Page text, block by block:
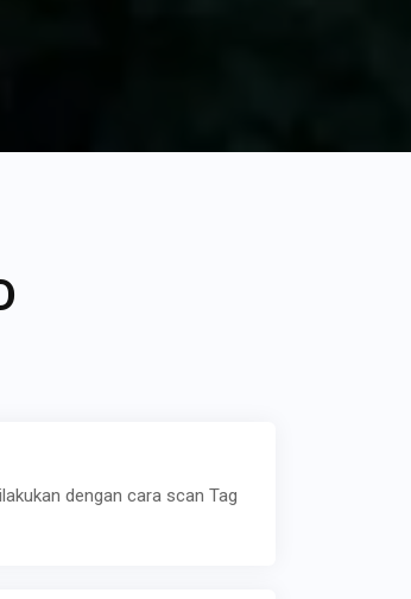
dengan cara scan Tag